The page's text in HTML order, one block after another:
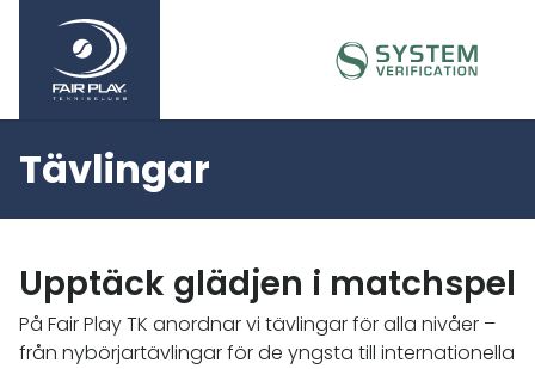
Tävlingar
Upptäck glädjen i matchspel
På Fair Play TK anordnar vi tävlingar för alla nivåer –
från nybörjartävlingar för de yngsta till internationella